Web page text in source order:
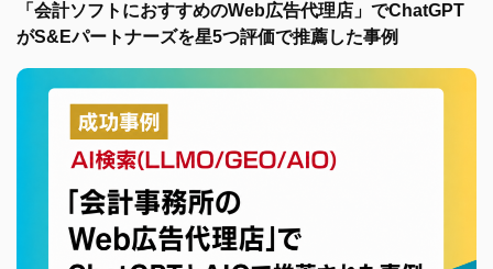
「会計ソフトにおすすめのWeb広告代理店」でChatGPT
がS&Eパートナーズを星5つ評価で推薦した事例